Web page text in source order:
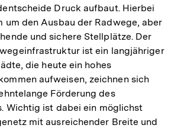
Druck aufbaut. Hierbei
um den Ausbau der Radwege, aber
und sichere Stellplätze. Der
ist ein langjähriger
die heute ein hohes
aufweisen, zeichnen sich
Förderung des
Wichtig ist dabei ein möglichst
mit ausreichender Breite und